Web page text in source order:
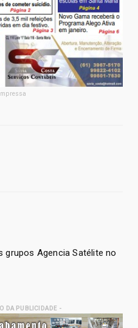
grupos Agencia Satélite no
DA PUBLICIDADE -